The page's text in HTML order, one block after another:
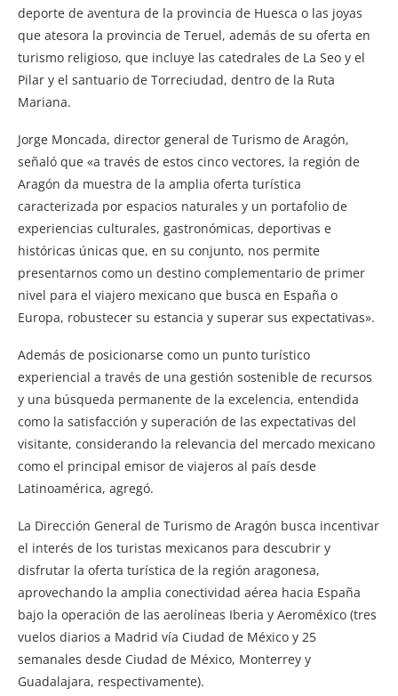
deporte de aventura de la provincia de Huesca o las joyas
que atesora la provincia de Teruel, además de su oferta en
turismo religioso, que incluye las catedrales de La Seo y el
Pilar y el santuario de Torreciudad, dentro de la Ruta
Mariana.
Jorge Moncada, director general de Turismo de Aragón,
señaló que «a través de estos cinco vectores, la región de
Aragón da muestra de la amplia oferta turística
caracterizada por espacios naturales y un portafolio de
experiencias culturales, gastronómicas, deportivas e
históricas únicas que, en su conjunto, nos permite
presentarnos como un destino complementario de primer
nivel para el viajero mexicano que busca en España o
Europa, robustecer su estancia y superar sus expectativas».
Además de posicionarse como un punto turístico
experiencial a través de una gestión sostenible de recursos
y una búsqueda permanente de la excelencia, entendida
como la satisfacción y superación de las expectativas del
visitante, considerando la relevancia del mercado mexicano
como el principal emisor de viajeros al país desde
Latinoamérica, agregó.
La Dirección General de Turismo de Aragón busca incentivar
el interés de los turistas mexicanos para descubrir y
disfrutar la oferta turística de la región aragonesa,
aprovechando la amplia conectividad aérea hacia España
bajo la operación de las aerolíneas Iberia y Aeroméxico (tres
vuelos diarios a Madrid vía Ciudad de México y 25
semanales desde Ciudad de México, Monterrey y
Guadalajara, respectivamente).